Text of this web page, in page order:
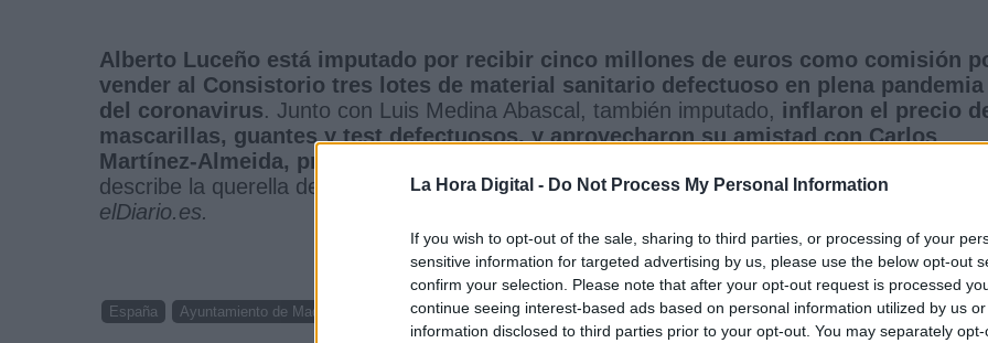
La Hora Digital - Do Not Process My Personal Information
If you wish to opt-out of the sale, sharing to third parties, or processing of your
sensitive information for targeted advertising by us, please use the below opt-out
confirm your selection. Please note that after your opt-out request is processed
continue seeing interest-based ads based on personal information utilized by us
information disclosed to third parties prior to your opt-out. You may separately
Alberto Luceño está imputado por recibir cinco millones de euros como comisión
vender al Consistorio tres lotes de material sanitario defectuoso en plena pandemia
del coronavirus. Junto con Luis Medina Abascal, también imputado, inflaron el precio
mascarillas, guantes y test defectuosos, y aprovecharon su amistad con Carlos
Martínez-Almeida, primo del alcalde, para obtener las millonarias comisiones
describe la querella de la Fiscalía Anticorrupción tras una investigación que desveló
elDiario.es.
España Ayuntamiento de Madrid corrupcion del pp nacional